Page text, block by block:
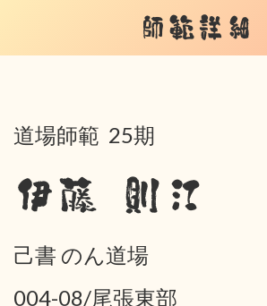
師範詳細
道場師範 25期
伊藤 則江
己書 のん道場
004-08/尾張東部